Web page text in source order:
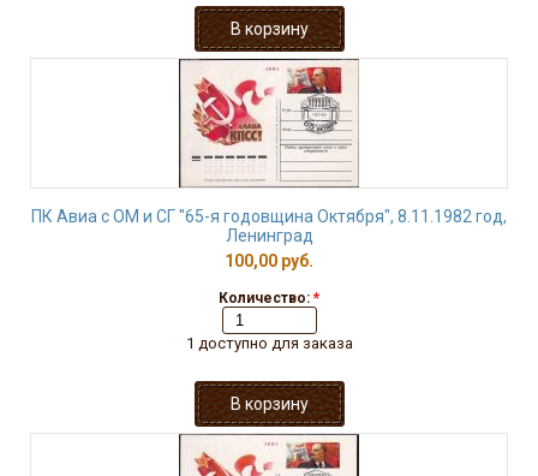
ПК Авиа с ОМ и СГ "65-я годовщина Октября", 8.11.1982 год,
Ленинград
100,00 руб.
Количество: *
1 доступно для заказа